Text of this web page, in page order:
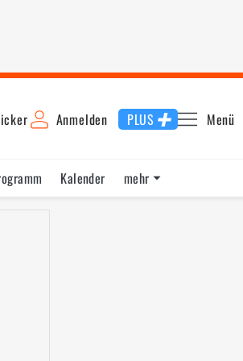
Anmelden PLUS Menü
Kalender
mehr